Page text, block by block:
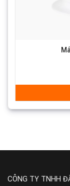
CÔNG TY TNHH